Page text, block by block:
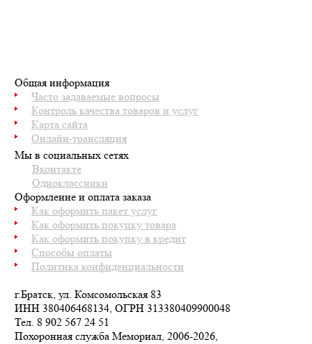
Общая информация
Часто задаваемые вопросы
Контроль качества товаров и услуг
Карта сайта
Онлайн-трансляция
Мы в социальных сетях
Вконтакте
Одноклассники
Оформление и оплата заказа
Как оформить пакет услуг
Как оформить покупку товара
Как оформить покупку в кредит
Способы оплаты
Политика конфиденциальности
г.Братск, ул. Комсомольская 83
ИНН 380406468134, ОГРН 313380409900048
Тел. 8 902 567 24 51
Похоронная служба Мемориал, 2006-2026,